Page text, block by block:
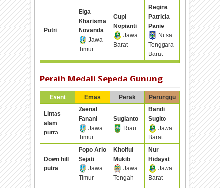
Putri
Elga
Kharisma
Novanda
Jawa
Timur
Cupi
Nopianti
Jawa
Barat
Regina
Patricia
Panie
Nusa
Tenggara
Barat
Peraih Medali Sepeda Gunung
Event Emas Perak Perunggu
Lintas
alam
putra
Zaenal
Fanani
Jawa
Timur
Sugianto
Riau
Bandi
Sugito
Jawa
Barat
Down hill
putra
Popo Ario
Sejati
Jawa
Timur
Khoiful
Mukib
Jawa
Tengah
Nur
Hidayat
Jawa
Barat